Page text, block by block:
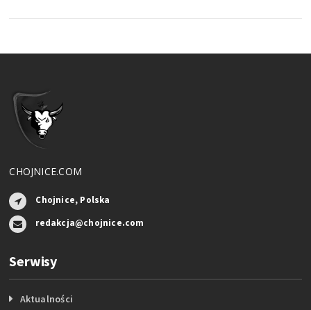
CHOJNICE.COM
Chojnice, Polska
redakcja@chojnice.com
Serwisy
Aktualności